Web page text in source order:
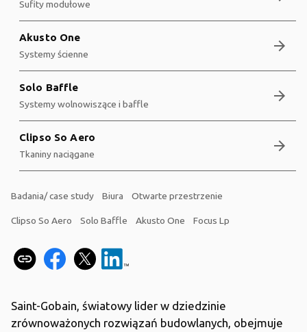
Sufity modułowe
Akusto One
Systemy ścienne arrow_forward
Solo Baffle
Systemy wolnowiszące i baffle arrow_forward
Clipso So Aero
Tkaniny naciągane arrow_forward
Badania/ case study Biura Otwarte przestrzenie
Clipso So Aero Solo Baffle Akusto One Focus Lp
Saint-Gobain, światowy lider w dziedzinie
zrównoważonych rozwiązań budowlanych, obejmuje